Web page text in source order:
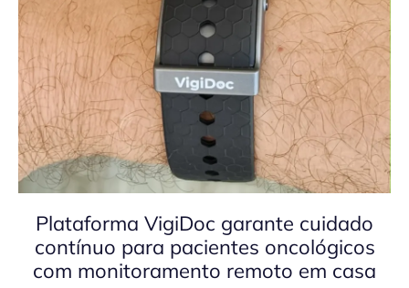
Plataforma VigiDoc garante cuidado
contínuo para pacientes oncológicos
com monitoramento remoto em casa